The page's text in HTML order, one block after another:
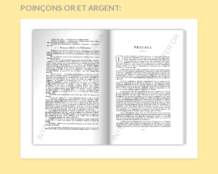
POINÇONS OR ET ARGENT: